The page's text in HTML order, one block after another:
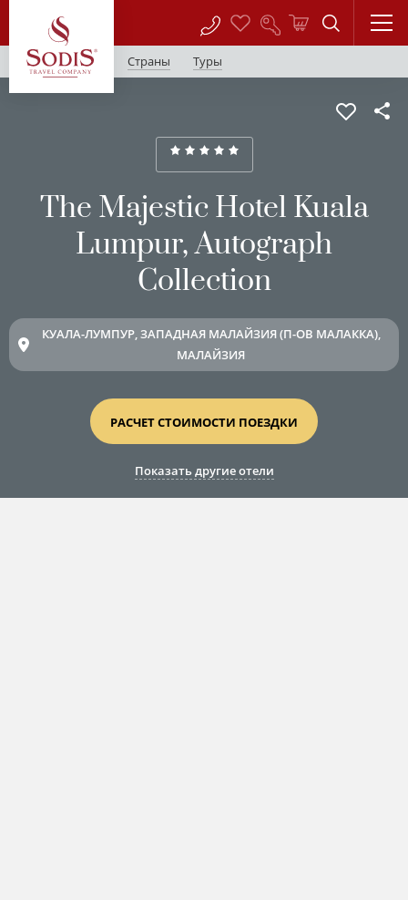
Страны Туры
The Majestic Hotel Kuala
Lumpur, Autograph
Collection
КУАЛА-ЛУМПУР, ЗАПАДНАЯ МАЛАЙЗИЯ (П-ОВ МАЛАККА),
МАЛАЙЗИЯ
РАСЧЕТ СТОИМОСТИ ПОЕЗДКИ
Показать другие отели